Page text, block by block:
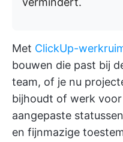
Met ClickUp-
bouwen die past bij
team, of je nu
bijhoudt of werk
aangepaste
en fijnmazige